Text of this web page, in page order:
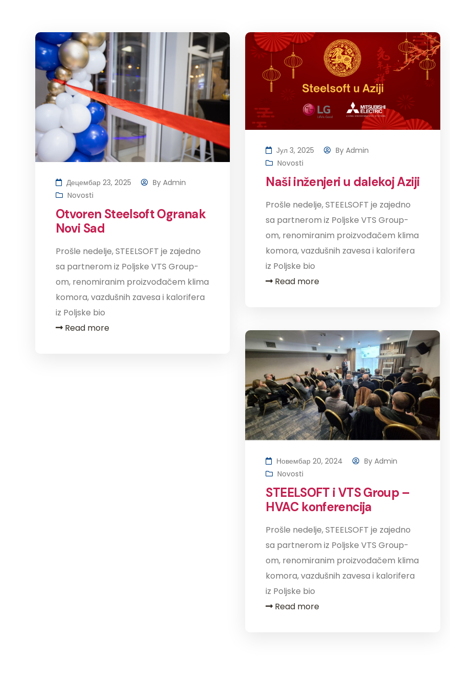
Децембар 23, 2025 By Admin
Novosti
Otvoren Steelsoft Ogranak
Novi Sad
Prošle nedelje, STEELSOFT je zajedno
sa partnerom iz Poljske VTS Group-
om, renomiranim proizvođačem klima
komora, vazdušnih zavesa i kalorifera
iz Poljske bio
Read more
Јул 3, 2025 ByAdmin
Novosti
Naši inženjeri u dalekoj Aziji
Prošle nedelje, STEELSOFT je zajedno
sa partnerom iz Poljske VTS Group-
om, renomiranim proizvođačem klima
komora, vazdušnih zavesa i kalorifera
iz Poljske bio
Read more
Новембар 20, 2024 ByAdmin
Novosti
STEELSOFT i VTS Group –
HVAC konferencija
Prošle nedelje, STEELSOFT je zajedno
sa partnerom iz Poljske VTS Group-
om, renomiranim proizvođačem klima
komora, vazdušnih zavesa i kalorifera
iz Poljske bio
Read more